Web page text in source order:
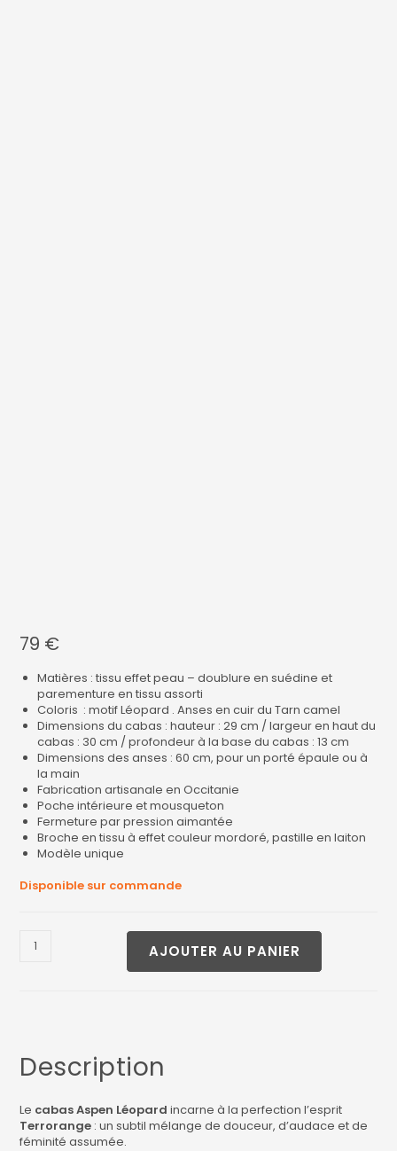
79 €
Matières : tissu effet peau – doublure en suédine et
parementure en tissu assorti
Coloris : motif Léopard . Anses en cuir du Tarn camel
Dimensions du cabas : hauteur : 29 cm / largeur en haut du
cabas : 30 cm / profondeur à la base du cabas : 13 cm
Dimensions des anses : 60 cm, pour un porté épaule ou à
la main
Fabrication artisanale en Occitanie
Poche intérieure et mousqueton
Fermeture par pression aimantée
Broche en tissu à effet couleur mordoré, pastille en laiton
Modèle unique
Disponible sur commande
AJOUTER AU PANIER
Description
Le cabas Aspen Léopard incarne à la perfection l’esprit
Terrorange : un subtil mélange de douceur, d’audace et de
féminité assumée.